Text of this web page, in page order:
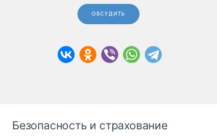
ОБСУДИТЬ
Безопасность и страхование